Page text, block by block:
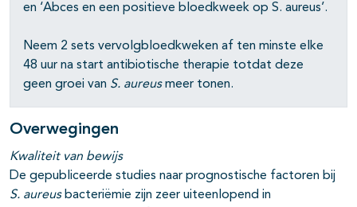
en ‘Abces en een positieve bloedkweek op S. aureus’.
Neem 2 sets vervolgbloedkweken af ten minste elke
48 uur na start antibiotische therapie totdat deze
geen groei van S. aureusmeer tonen.
Overwegingen
Kwaliteit van bewijs
De gepubliceerde studies naar prognostische factoren bij
S. aureus bacteriëmie zijn zeer uiteenlopend in